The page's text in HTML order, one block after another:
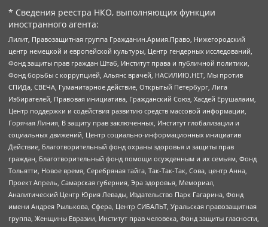
* Сведения реестра НКО, выполняющих функции
иностранного агента:
Лилит, Правозащитная группа Гражданин.Армия.Право, Нижегородский
центр немецкой и европейской культуры, Центр гендерных исследований,
Фонд защиты прав граждан Штаб, Институт права и публичной политики,
Фонд борьбы с коррупцией, Альянс врачей, НАСИЛИЮ.НЕТ, Мы против
СПИДа, СВЕЧА, Гуманитарное действие, Открытый Петербург, Лига
Избирателей, Правовая инициатива, Гражданский Союз, Хасдей Ерушалаим,
Центр поддержки и содействия развитию средств массовой информации,
Горячая Линия, В защиту прав заключенных, Институт глобализации и
социальных движений, Центр социально-информационных инициатив
Действие, Благотворительный фонд охраны здоровья и защиты прав
граждан, Благотворительный фонд помощи осужденным и их семьям, Фонд
Тольятти, Новое время, Серебряная тайга, Так-Так-Так, Сова, центр Анна,
Проект Апрель, Самарская губерния, Эра здоровья, Мемориал,
Аналитический Центр Юрия Левады, Издательство Парк Гагарина, Фонд
имени Андрея Рылькова, Сфера, Центр СИБАЛЬТ, Уральская правозащитная
группа, Женщины Евразии, Институт прав человека, Фонд защиты гласности,